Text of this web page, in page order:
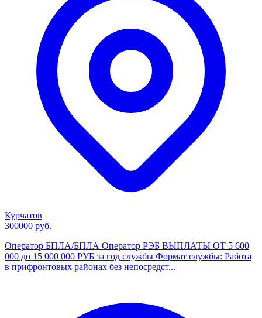
Курчатов
300000 руб.
Оператор БПЛА/БПЛА Оператор РЭБ ВЫПЛАТЫ ОТ 5 600
000 до 15 000 000 РУБ за год службы Формат службы: Работа
в прифронтовых районах без непосредст...